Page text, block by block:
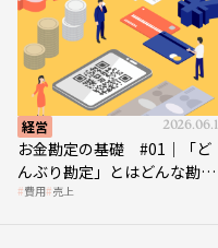
経営 2026.06.18
お金勘定の基礎 #01｜「ど
んぶり勘定」とはどんな勘
定？
費用 売上